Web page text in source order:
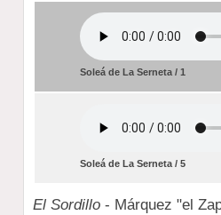
Soleá de La Serneta / 1
Soleá de La Serneta / 5
El Sordillo - Márquez "el